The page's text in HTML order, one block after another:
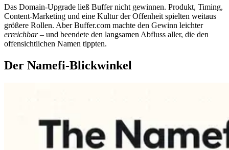
Das Domain-Upgrade ließ Buffer nicht gewinnen. Produkt, Timing,
Content-Marketing und eine Kultur der Offenheit spielten weitaus
größere Rollen. Aber Buffer.com machte den Gewinn leichter
erreichbar– und beendete den langsamen Abfluss aller, die den
offensichtlichen Namen tippten.
Der Namefi-Blickwinkel